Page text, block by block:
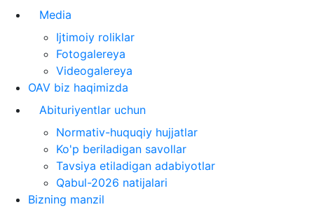
Media
Ijtimoiy roliklar
Fotogalereya
Videogalereya
OAV biz haqimizda
Abituriyentlar uchun
Normativ-huquqiy hujjatlar
Ko'p beriladigan savollar
Tavsiya etiladigan adabiyotlar
Qabul-2026 natijalari
Bizning manzil